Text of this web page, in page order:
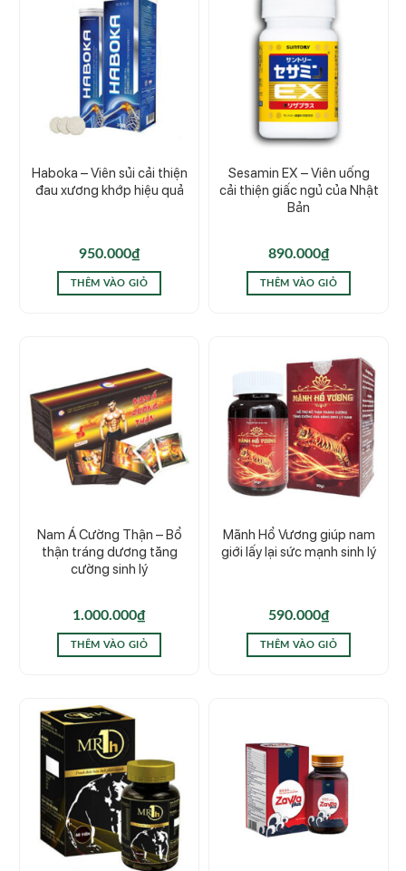
Haboka – Viên sủi cải thiện
đau xương khớp hiệu quả
950.000₫
THÊM VÀO GIỎ
Sesamin EX – Viên uống
cải thiện giấc ngủ của Nhật
Bản
890.000₫
THÊM VÀO GIỎ
Nam Á Cường Thận – Bổ
thận tráng dương tăng
cường sinh lý
1.000.000₫
THÊM VÀO GIỎ
Mãnh Hổ Vương giúp nam
giới lấy lại sức mạnh sinh lý
590.000₫
THÊM VÀO GIỎ